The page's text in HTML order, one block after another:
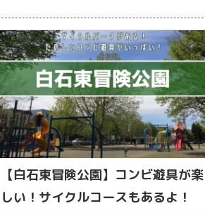
【白石東冒険公園】コンビ遊具が楽
しい！サイクルコースもあるよ！